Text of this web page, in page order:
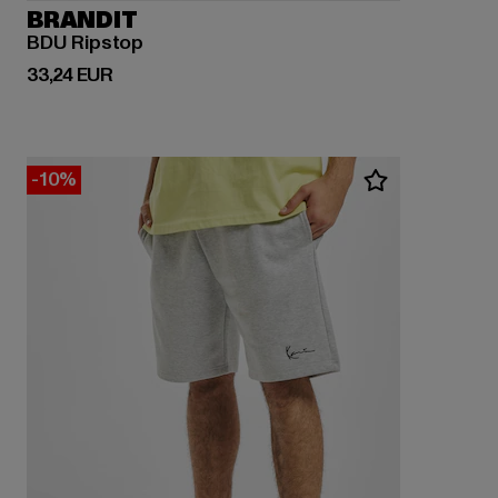
BRANDIT
BDU Ripstop
33,24 EUR
Derzeitiger Preis: 33,24 EUR
-10%